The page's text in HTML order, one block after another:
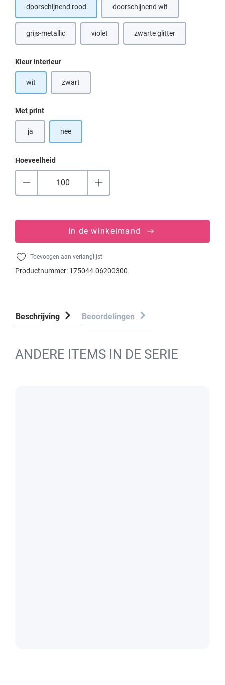
doorschijnend rood doorschijnend wit
grijs-metallic(Deze optie is momenteel niet beschikbaar.)
violet zwarte glitter(Deze optie is momenteel
Selecteer
Kleur interieur
wit zwart(Deze optie is momenteel niet beschikbaar.)
Selecteer
Met print
ja nee
Hoeveelheid
In de winkelmand
Toevoegen aan verlanglijst
Productnummer: 175044.06200300
Beschrijving Beoordelingen
ANDERE ITEMS IN DE SERIE